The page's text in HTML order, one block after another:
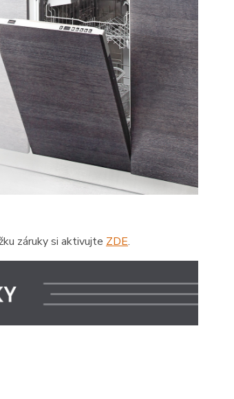
záruky si aktivujte ZDE.